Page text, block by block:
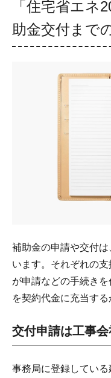
「住宅省エネ
助金交付まで
補助金の申請や交付
います。それぞれの
が申請などの手続き
を契約代金に充当する
交付申請は工事会
事務局に登録してい